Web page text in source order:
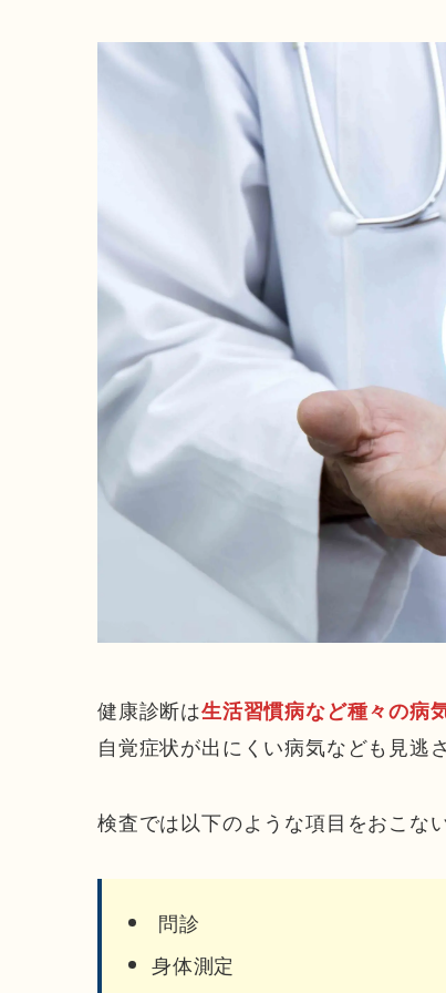
健康診断は生活習慣病など種々の病
自覚症状が出にくい病気なども見逃
検査では以下のような項目をおこない
問診
身体測定